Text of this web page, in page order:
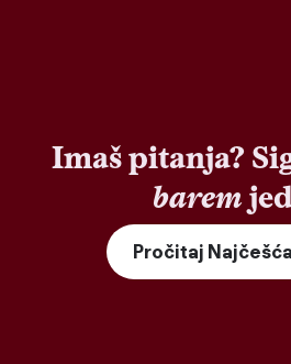
Imaš pitanja?
barem
Pročitaj